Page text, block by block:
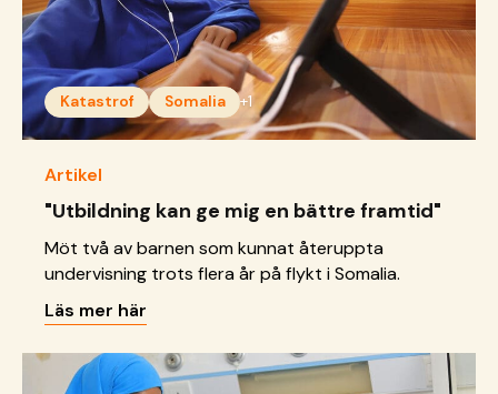
Katastrof Somalia +1
Artikel
"Utbildning kan ge mig en bättre framtid"
Möt två av barnen som kunnat återuppta
undervisning trots flera år på flykt i Somalia.
Läs mer här